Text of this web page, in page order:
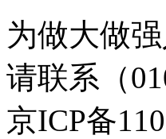
为做大做
请联系（
京ICP备